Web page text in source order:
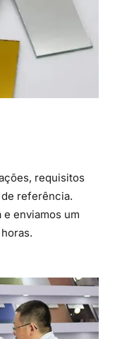
requisitos
referência.
enviamos um